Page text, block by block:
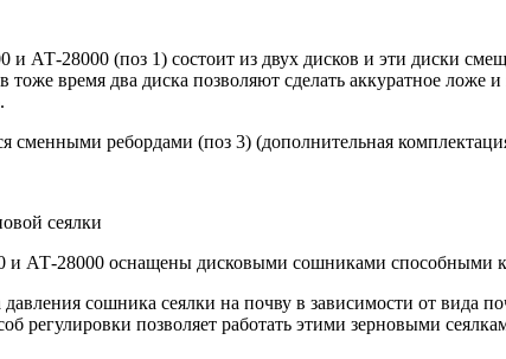
и АТ-28000 (поз 1) состоит из двух дисков и эти диски
тоже время два диска позволяют сделать аккуратное
сменными ребордами (поз 3) (дополнительная
сеялки
и АТ-28000 оснащены дисковыми сошниками способными
сошника сеялки на почву в зависимости от вида
регулировки позволяет работать этими зерновыми